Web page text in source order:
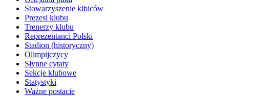
Stowarzyszenie kibiców
Prezesi klubu
Trenerzy klubu
Reprezentanci Polski
Stadion (historyczny)
Olimpijczycy
Słynne cytaty
Sekcje klubowe
Statystyki
Ważne postacie